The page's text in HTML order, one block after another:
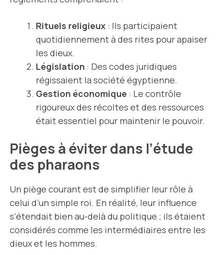
Rituels religieux : Ils participaient
quotidiennement à des rites pour apaiser
les dieux.
Législation : Des codes juridiques
régissaient la société égyptienne.
Gestion économique : Le contrôle
rigoureux des récoltes et des ressources
était essentiel pour maintenir le pouvoir.
Pièges à éviter dans l’étude
des pharaons
Un piège courant est de simplifier leur rôle à
celui d’un simple roi. En réalité, leur influence
s’étendait bien au-delà du politique ; ils étaient
considérés comme les intermédiaires entre les
dieux et les hommes.